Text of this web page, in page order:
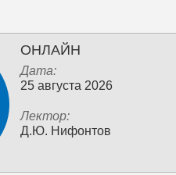
ОНЛАЙН
Дата:
25 августа 2026
Лектор:
Д.Ю. Нифонтов